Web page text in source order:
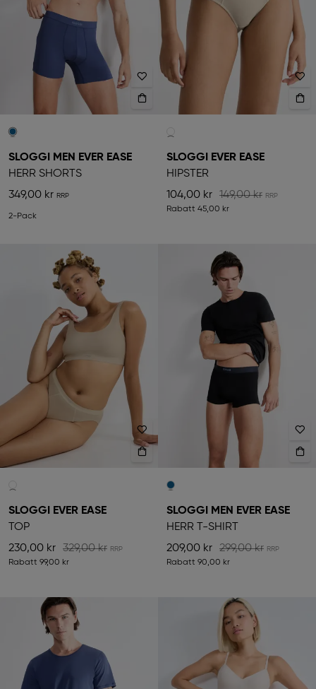
SLOGGI MEN EVER EASE
HERR SHORTS
349,00 kr
2-Pack
SLOGGI EVER EASE
HIPSTER
104,00 kr
149,00 kr
Rabatt 45,00 kr
SLOGGI EVER EASE
TOP
230,00 kr
329,00 kr
Rabatt 99,00 kr
SLOGGI MEN EVER EASE
HERR T-SHIRT
209,00 kr
299,00 kr
Rabatt 90,00 kr